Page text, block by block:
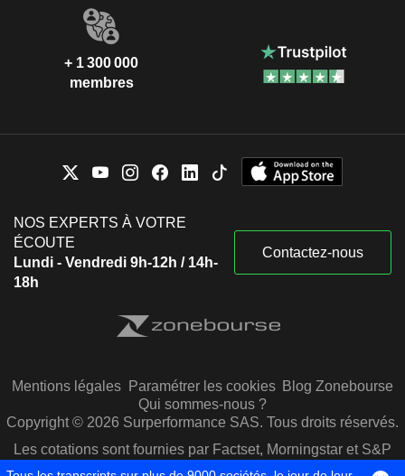
+ 1 300 000
membres
NOS EXPERTS À VOTRE
ÉCOUTE
Lundi - Vendredi 9h-12h / 14h-
18h
Contactez-nous
Mentions légales Paramétrer les cookies Blog Zonebourse
Qui sommes-nous ?
Copyright © 2026 Surperformance SAS. Tous droits réservés.
Les cotations sont fournies par Factset, Morningstar et S&P
Capital IQ